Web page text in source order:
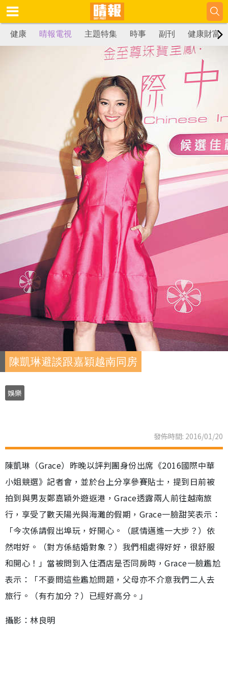
健康 晴報電視 主題特集 時事 副刊 健康財富
陳凱琳避談跟嘉穎越南同房
娛樂
發佈時間: 2016/01/20
陳凱琳（Grace）昨晚以評判團身份出席《2016國際中華
小姐競選》記者會，並於台上分享參賽貼士，提到日前被
拍到與男友鄭嘉穎外遊返港，Grace透露兩人前往越南旅
行，享受了數天陽光與海灘的假期，Grace一臉甜笑表示：
「今次係請假出埠玩，好開心。（感情邁進一大步？）依
然咁好。（對方係結婚對象？）我們相處得好好，很舒服
和開心！」當被問到入住酒店是否同房時，Grace一臉尷尬
表示：「不要問這些尷尬問題，父母亦不介意我們二人去
旅行。（有冇加分？）已經好高分。」
攝影：林良明